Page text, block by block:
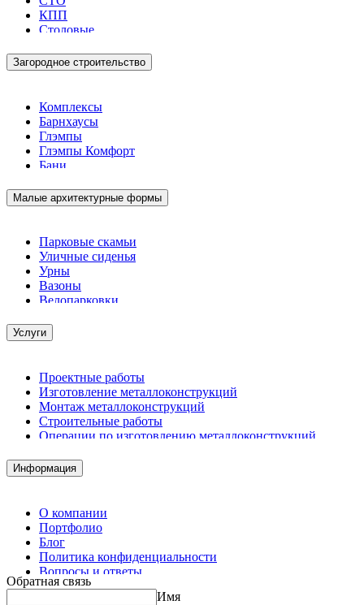
КПП
Столовые
Загородное строительство
Комплексы
Барнхаусы
Глэмпы
Глэмпы Комфорт
Бани
Малые архитектурные формы
Парковые скамьи
Уличные сиденья
Урны
Вазоны
Велопарковки
Услуги
Проектные работы
Изготовление металлоконструкций
Монтаж металлоконструкций
Строительные работы
Операции по изготовлению металлоконструкций
Комплектация металлопроката
Изготовление винтовых свай
Информация
О компании
Портфолио
Блог
Политика конфиденциальности
Вопросы и ответы
Контакты
Обратная связь
Имя